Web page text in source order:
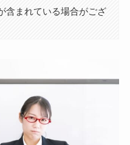
含まれている場合がござ